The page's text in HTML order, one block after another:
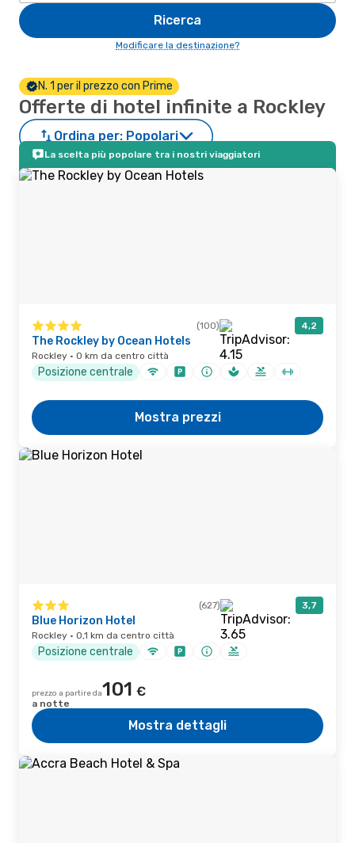
Ricerca
Modificare la destinazione?
N. 1 per il prezzo con Prime
Offerte di hotel infinite a Rockley
Ordina per: Popolari
La scelta più popolare tra i nostri viaggiatori
(100) 4,2
The Rockley by Ocean Hotels
Rockley · 0 km da centro città
Posizione centrale
Mostra prezzi
(627) 3,7
Blue Horizon Hotel
Rockley · 0,1 km da centro città
Posizione centrale
prezzo a partire da101 €
a notte
Mostra dettagli